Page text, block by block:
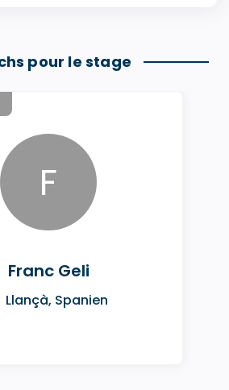
pour le stage
F
Franc Geli
Llançà, Spanien